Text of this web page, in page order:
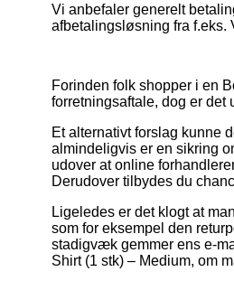
Vi anbefaler generelt
afbetalingsløsning fra f.eks.
Forinden folk shopper i en
forretningsaftale, dog er
Et alternativt forslag kunne
almindeligvis er en sikring
udover at online
Derudover tilbydes du
Ligeledes er det klogt at
som for eksempel den
stadigvæk gemmer ens e-
Shirt (1 stk) – Medium, om